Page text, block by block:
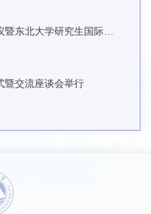
2026年智慧土木国际学术会议暨东北大学研究生国际暑期学校第九期在东北大学召开
暨交流座谈会举行